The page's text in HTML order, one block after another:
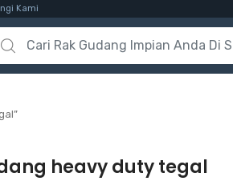
Kami
for:
heavy duty tegal